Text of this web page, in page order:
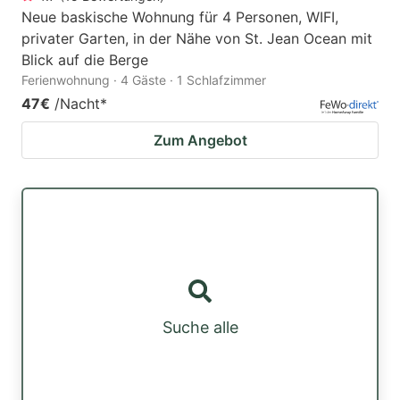
Neue baskische Wohnung für 4 Personen, WIFI,
privater Garten, in der Nähe von St. Jean Ocean mit
Blick auf die Berge
Ferienwohnung · 4 Gäste · 1 Schlafzimmer
47€ /Nacht*
Zum Angebot
Suche alle